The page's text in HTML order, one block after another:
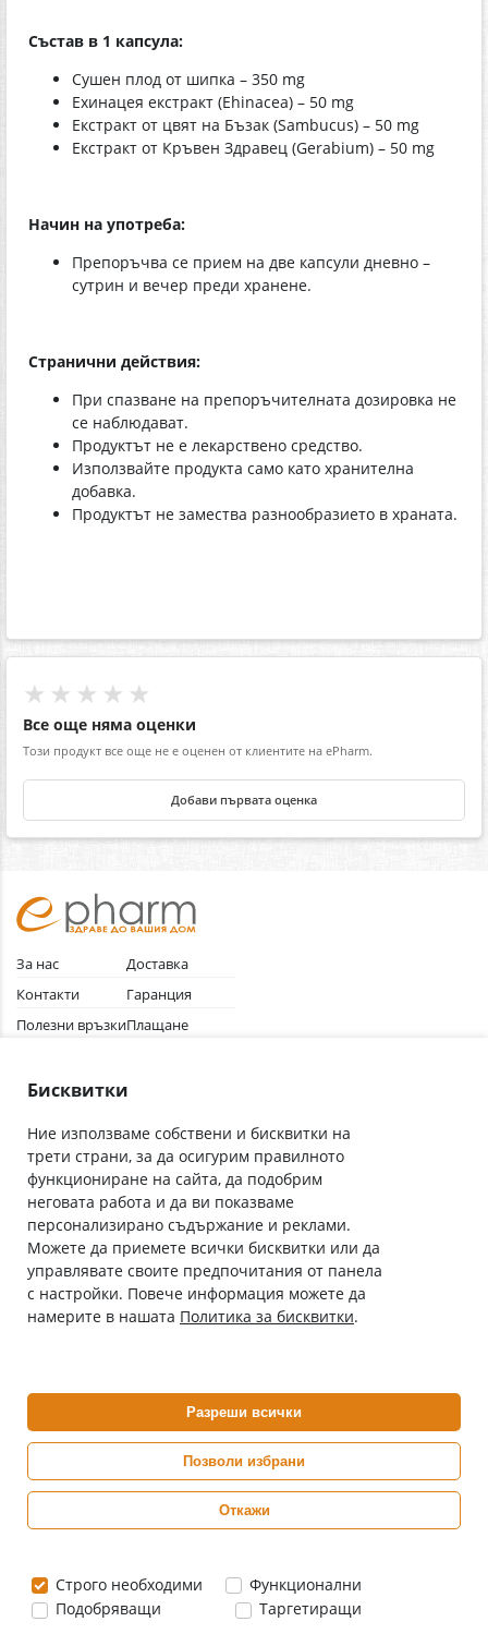
Състав в 1 капсула:
Сушен плод от шипка – 350 mg
Ехинацея екстракт (Ehinacea) – 50 mg
Екстракт от цвят на Бъзак (Sambucus) – 50 mg
Екстракт от Кръвен Здравец (Gerabium) – 50 mg
Начин на употреба:
Препоръчва се прием на две капсули дневно –
сутрин и вечер преди хранене.
Странични действия:
При спазване на препоръчителната дозировка не
се наблюдават.
Продуктът не е лекарствено средство.
Използвайте продукта само като хранителна
добавка.
Продуктът не замества разнообразието в храната.
★★★★★
Все още няма оценки
Този продукт все още не е оценен от клиентите на ePharm.
Добави първата оценка
За нас
Контакти
Полезни връзки
Общи условия
Доставка
Гаранция
Плащане
Абонирай се за нашия бюлетин
С абонамента се съгласявам сПолитиката за лични данни.
Онлайн аптека, част от аптеки „Ванчева“
ePharm е лицензирана онлайн аптека от
Изпълнителна Агенция по Лекарствата
0882 444 666
Цените са в евро / лева с включен ДДС
Бисквитки
Ние използваме собствени и бисквитки на
трети страни, за да осигурим правилното
функциониране на сайта, да подобрим
неговата работа и да ви показваме
персонализирано съдържание и реклами.
Можете да приемете всички бисквитки или да
управлявате своите предпочитания от панела
с настройки. Повече информация можете да
намерите в нашата Политика за бисквитки.
Разреши всички
Позволи избрани
Откажи
Строго необходими
Функционални
Подобряващи
Таргетиращи